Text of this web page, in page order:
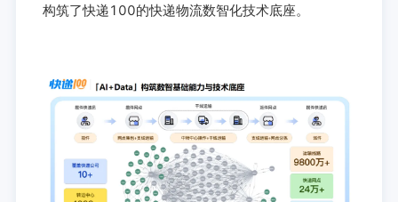
构筑了快递100的快递物流数智化技术底座。